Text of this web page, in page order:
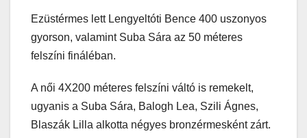
Ezüstérmes lett Lengyeltóti Bence 400 uszonyos
gyorson, valamint Suba Sára az 50 méteres
felszíni fináléban.
A női 4X200 méteres felszíni váltó is remekelt,
ugyanis a Suba Sára, Balogh Lea, Szili Ágnes,
Blaszák Lilla alkotta négyes bronzérmesként zárt.